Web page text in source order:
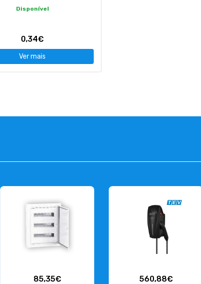
Disponível
0,34€
Ver mais
85,35€ 560,88€